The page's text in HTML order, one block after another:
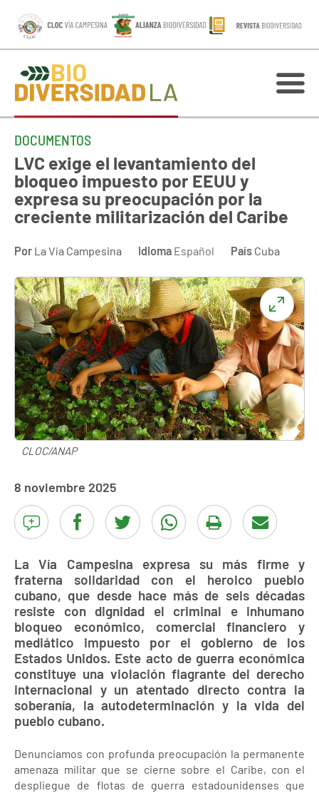
DOCUMENTOS
LVC exige el levantamiento del
bloqueo impuesto por EEUU y
expresa su preocupación por la
creciente militarización del Caribe
Por La Vía Campesina Idioma Español País Cuba
CLOC/ANAP
8 noviembre 2025
La Vía Campesina expresa su más firme y
fraterna solidaridad con el heroico pueblo
cubano, que desde hace más de seis décadas
resiste con dignidad el criminal e inhumano
bloqueo económico, comercial financiero y
mediático impuesto por el gobierno de los
Estados Unidos. Este acto de guerra económica
constituye una violación flagrante del derecho
internacional y un atentado directo contra la
soberanía, la autodeterminación y la vida del
pueblo cubano.
Denunciamos con profunda preocupación la permanente
amenaza militar que se cierne sobre el Caribe, con el
despliegue de flotas de guerra estadounidenses que